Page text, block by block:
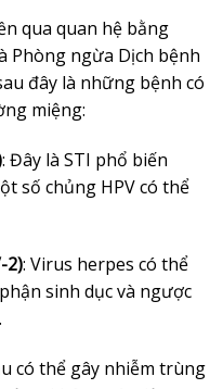
qua quan hệ bằng
Phòng ngừa Dịch bệnh
đây là những bệnh có
miệng:
: Đây là STI phổ biến
số chủng HPV có thể
2): Virus herpes có thể
sinh dục và ngược
có thể gây nhiễm trùng